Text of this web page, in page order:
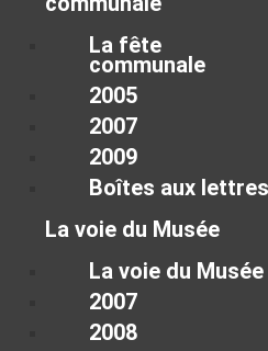
La fête
communale
2005
2007
2009
Boîtes aux lettres
La voie du Musée
La voie du Musée
2007
2008